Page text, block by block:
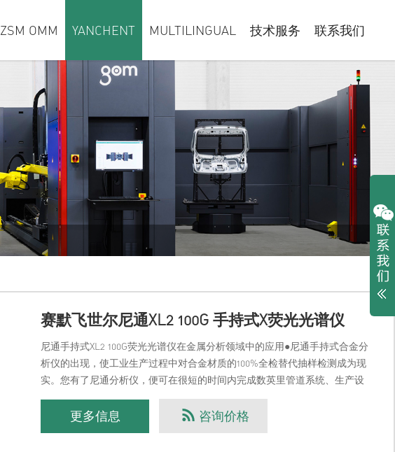
ZSM OMM YANCHENT MULTILINGUAL 技术服务 联系我们
赛默飞世尔尼通XL2 100G 手持式X荧光光谱仪
尼通手持式XL2 100G荧光光谱仪在金属分析领域中的应用●尼通手持式合金分
析仪的出现，使工业生产过程中对合金材质的100%全检替代抽样检测成为现
实。您有了尼通分析仪，便可在很短的时间内完成数英里管道系统、生产设
备的合金材质鉴别任务。从金属细丝、阀门、或是
更多信息 咨询价格